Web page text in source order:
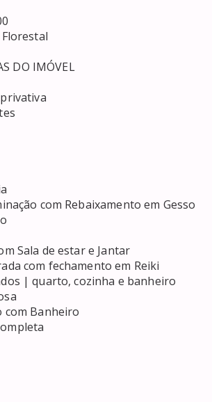
DO IMÓVEL
com Rebaixamento em Gesso
Sala de estar e Jantar
com fechamento em Reiki
| quarto, cozinha e banheiro
com Banheiro